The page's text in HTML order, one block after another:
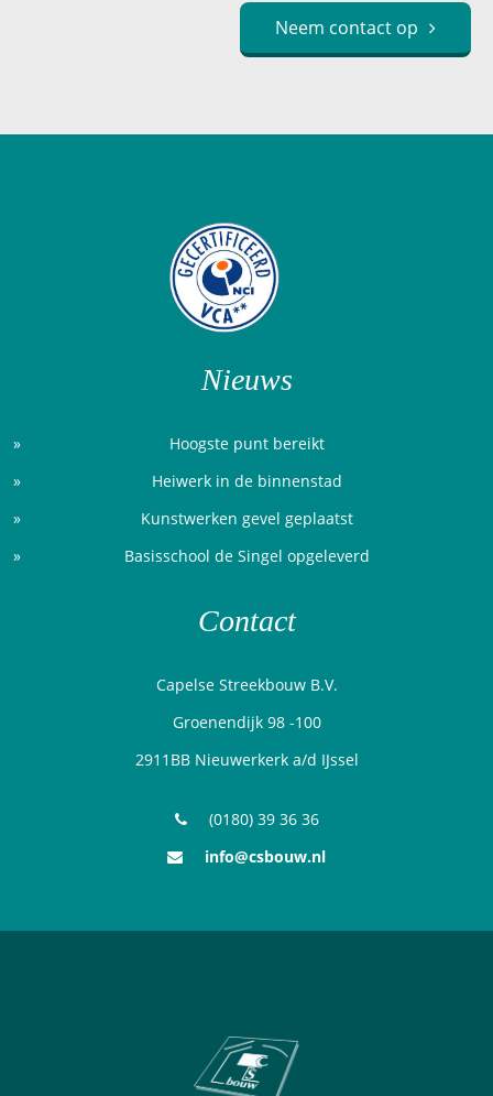
Neem contact op
Nieuws
Hoogste punt bereikt
Heiwerk in de binnenstad
Kunstwerken gevel geplaatst
Basisschool de Singel opgeleverd
Contact
Capelse Streekbouw B.V.
Groenendijk 98 -100
2911BB Nieuwerkerk a/d IJssel
(0180) 39 36 36
info@csbouw.nl